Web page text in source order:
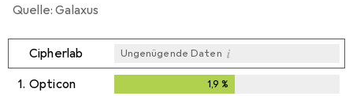
Quelle: Galaxus
Cipherlab Ungenügende Daten i
1. Opticon 1,9 %